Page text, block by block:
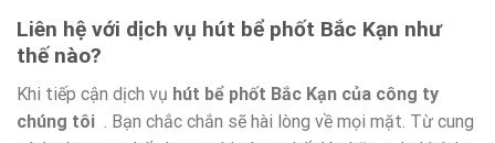
Liên hệ với dịch vụ hút bể phốt Bắc Kạn như
thế nào?
Khi tiếp cận dịch vụ hút bể phốt Bắc Kạn của công ty
chúng tôi
. Bạn chắc chắn sẽ hài lòng về mọi mặt. Từ cung